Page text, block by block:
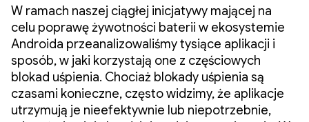
W ramach naszej ciągłej inicjatywy mającej na
celu poprawę żywotności baterii w ekosystemie
Androida przeanalizowaliśmy tysiące aplikacji i
sposób, w jaki korzystają one z częściowych
blokad uśpienia. Chociaż blokady uśpienia są
czasami konieczne, często widzimy, że aplikacje
utrzymują je nieefektywnie lub niepotrzebnie,